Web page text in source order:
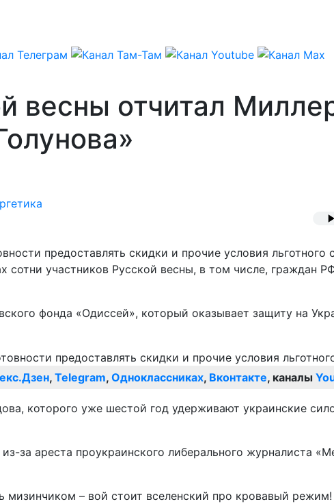
весны отчитал
предоставлять скидки и прочие условия льготного
сотни участников Русской весны, в том числе, граждан
фонда «Одиссей», который оказывает защиту на
, Telegram, Одноклассниках, Вконтакте, каналы
которого уже шестой год удерживают украинские
за ареста проукраинского либерального журналиста
мизинчиком – вой стоит вселенский про кровавый